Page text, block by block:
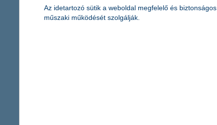
K&H Bank
Az idetartozó sütik a weboldal megfelelő és biztonságos
műszaki működését szolgálják.